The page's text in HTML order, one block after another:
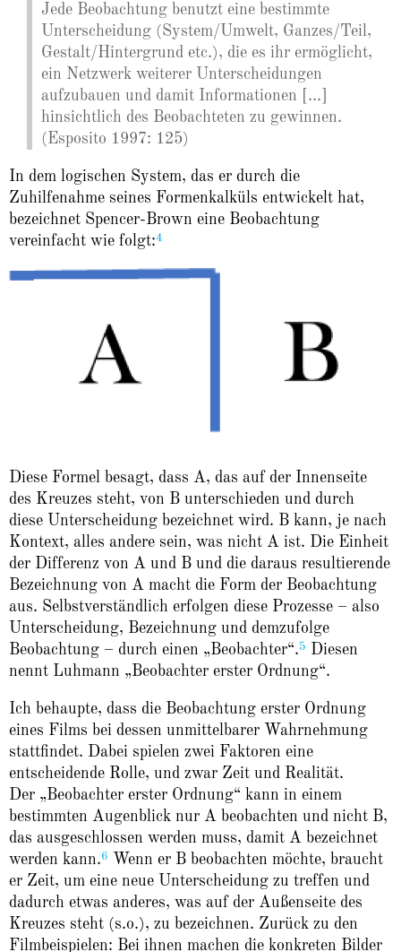
Jede Beobachtung benutzt eine bestimmte
Unterscheidung (System/Umwelt, Ganzes/Teil,
Gestalt/Hintergrund etc.), die es ihr ermöglicht,
ein Netzwerk weiterer Unterscheidungen
aufzubauen und damit Informationen [...]
hinsichtlich des Beobachteten zu gewinnen.
(Esposito 1997: 125)
In dem logischen System, das er durch die
Zuhilfenahme seines Formenkalküls entwickelt hat,
bezeichnet Spencer-Brown eine Beobachtung
vereinfacht wie folgt:4
Diese Formel besagt, dass A, das auf der Innenseite
des Kreuzes steht, von B unterschieden und durch
diese Unterscheidung bezeichnet wird. B kann, je nach
Kontext, alles andere sein, was nicht A ist. Die Einheit
der Differenz von A und B und die daraus resultierende
Bezeichnung von A macht die Form der Beobachtung
aus. Selbstverständlich erfolgen diese Prozesse – also
Unterscheidung, Bezeichnung und demzufolge
Beobachtung – durch einen „Beobachter“.5 Diesen
nennt Luhmann „Beobachter erster Ordnung“.
Ich behaupte, dass die Beobachtung erster Ordnung
eines Films bei dessen unmittelbarer Wahrnehmung
stattfindet. Dabei spielen zwei Faktoren eine
entscheidende Rolle, und zwar Zeit und Realität.
Der „Beobachter erster Ordnung“ kann in einem
bestimmten Augenblick nur A beobachten und nicht B,
das ausgeschlossen werden muss, damit A bezeichnet
werden kann.6
Wenn er B beobachten möchte, braucht
er Zeit, um eine neue Unterscheidung zu treffen und
dadurch etwas anderes, was auf der Außenseite des
Kreuzes steht (s.o.), zu bezeichnen. Zurück zu den
Filmbeispielen: Bei ihnen machen die konkreten Bilder